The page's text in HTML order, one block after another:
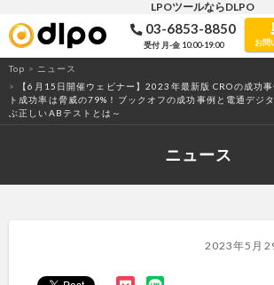
LPO・ABテストツール「
LPOツールならDLPO
03-6853-8850
受付 月-金 10:00-19:00 お問
Top > ニュース
>
【6月15日開催ウェビナー】2023年最新版 CROの成功
ト成功率は脅威の79%！ブックオフの成功事例と電通デジ
ぶ正しいABテストとは～
ニュース
2023年5月